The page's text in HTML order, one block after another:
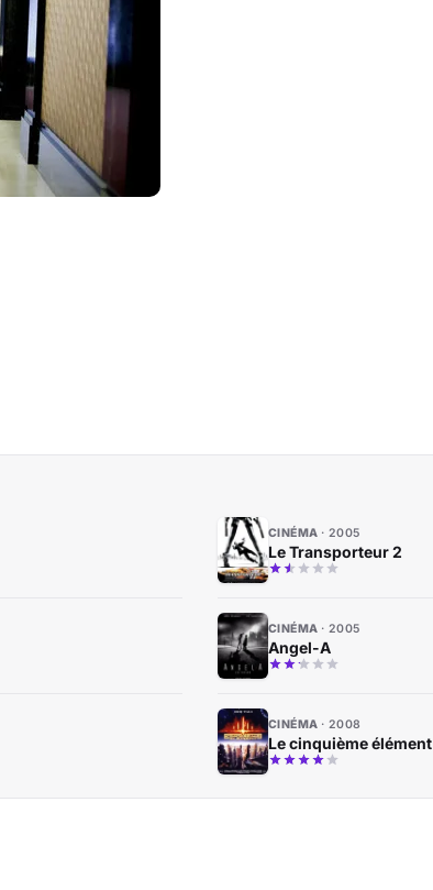
CINÉMA 2005
Le Transporteur 2
CINÉMA 2005
Angel-A
CINÉMA 2008
Le cinquième élément